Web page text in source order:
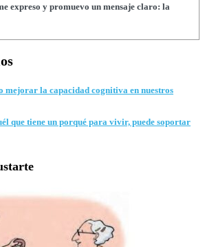
expreso y promuevo un mensaje claro: la
mejorar la capacidad cognitiva en nuestros
que tiene un porqué para vivir, puede soportar